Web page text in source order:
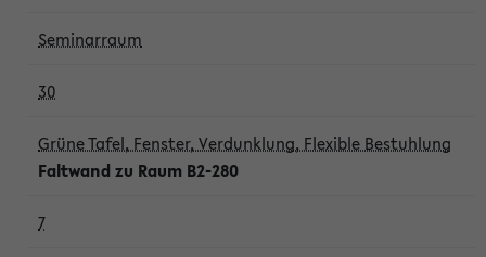
Seminarraum
30
Grüne Tafel, Fenster, Verdunklung, Flexible Bestuhlung
Faltwand zu Raum B2-280
7